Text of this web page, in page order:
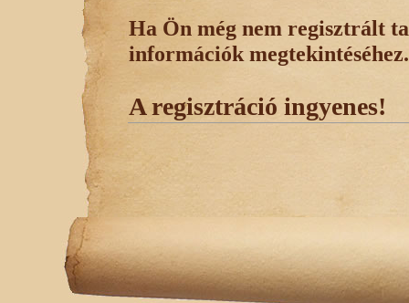
Ha Ön még nem regisztrált
információk megtekintéséhez.
A regisztráció ingyenes!